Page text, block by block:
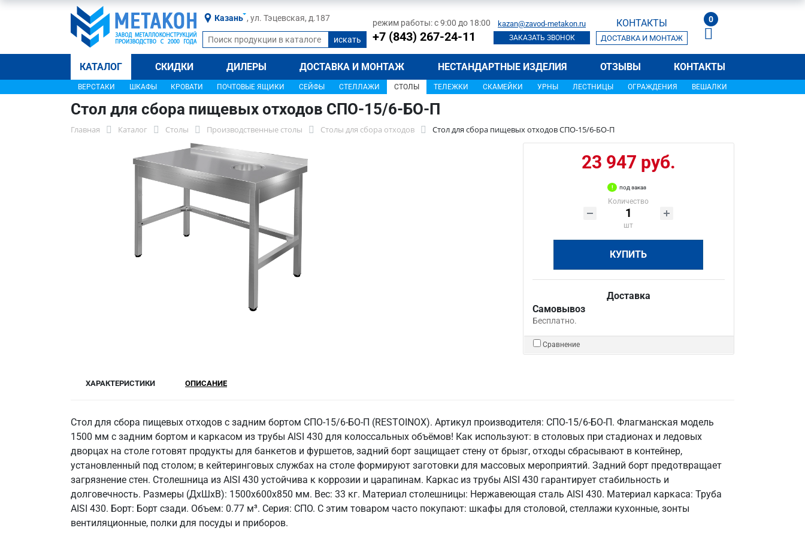
Казань , ул. Тэцевская, д.187 режим работы: с 9:00 до 18:00
+7 (843) 267-24-11
kazan@zavod-metakon.ru
ЗАКАЗАТЬ ЗВОНОК
КОНТАКТЫ
ДОСТАВКА И МОНТАЖ
0
КАТАЛОГ СКИДКИ ДИЛЕРЫ ДОСТАВКА И МОНТАЖ НЕСТАНДАРТНЫЕ ИЗДЕЛИЯ ОТЗЫВЫ КОНТАКТЫ
ВЕРСТАКИ ШКАФЫ КРОВАТИ ПОЧТОВЫЕ ЯЩИКИ СЕЙФЫ СТЕЛЛАЖИ СТОЛЫ ТЕЛЕЖКИ СКАМЕЙКИ УРНЫ ЛЕСТНИЦЫ ОГРАЖДЕНИЯ ВЕШАЛКИ
Стол для сбора пищевых отходов СПО-15/6-БО-П
Главная Каталог Столы Производственные столы Столы для сбора отходов Стол для сбора пищевых отходов СПО-15/6-БО-П
23 947 руб.
под заказ
Количество
шт
КУПИТЬ
Доставка
Самовывоз
Бесплатно.
Сравнение
ХАРАКТЕРИСТИКИ ОПИСАНИЕ
Стол для сбора пищевых отходов с задним бортом СПО-15/6-БО-П (RESTOINOX). Артикул производителя: СПО-15/6-БО-П. Флагманская модель
1500 мм с задним бортом и каркасом из трубы AISI 430 для колоссальных объёмов! Как используют: в столовых при стадионах и ледовых
дворцах на столе готовят продукты для банкетов и фуршетов, задний борт защищает стену от брызг, отходы сбрасывают в контейнер,
установленный под столом; в кейтеринговых службах на столе формируют заготовки для массовых мероприятий. Задний борт предотвращает
загрязнение стен. Столешница из AISI 430 устойчива к коррозии и царапинам. Каркас из трубы AISI 430 гарантирует стабильность и
долговечность. Размеры (ДхШхВ): 1500x600x850 мм. Вес: 33 кг. Материал столешницы: Нержавеющая сталь AISI 430. Материал каркаса: Труба
AISI 430. Борт: Борт сзади. Объем: 0.77 м³. Серия: СПО. С этим товаром часто покупают: шкафы для столовой, стеллажи кухонные, зонты
вентиляционные, полки для посуды и приборов.